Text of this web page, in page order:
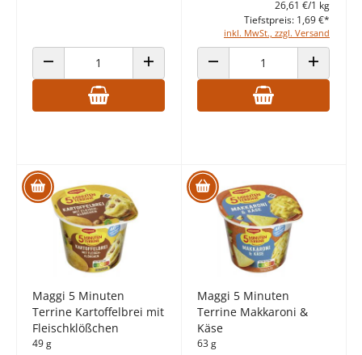
ANZAHL VERRINGERN ANZAHL ERHÖHEN
26,61 €/1 kg
inkl. MwSt., zzgl. Versand
Tiefstpreis: 1,69 €*
ANZAHL VERRINGERN ANZAHL
Maggi 5 Minuten
Terrine Kartoffelbrei mit
Fleischklößchen
49 g
Maggi 5 Minuten
Terrine Makkaroni &
Käse
63 g